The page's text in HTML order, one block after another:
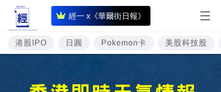
經一 x《華爾街日報》
即
時
財
經
題
港股IPO 日圓 Pokemon卡 美股科技股